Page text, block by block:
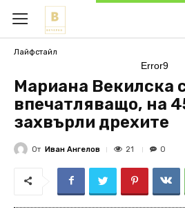
Лайфстайл
Error9
Мариана Векилска
впечатляващо, на
захвърли дрехите
От Иван Ангелов 21 0